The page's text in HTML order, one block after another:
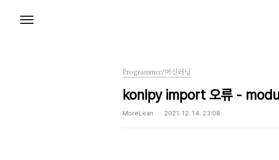
Programmer/머신러닝
konlpy import 오류 -
MoreLean 2021. 12. 14. 23:08